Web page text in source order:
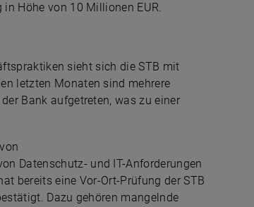
Höhe von 10 Millionen EUR.
sieht sich die STB mit
letzten Monaten sind mehrere
Bank aufgetreten, was zu einer
Datenschutz- und IT-Anforderungen
bereits eine Vor-Ort-Prüfung der STB
Dazu gehören mangelnde